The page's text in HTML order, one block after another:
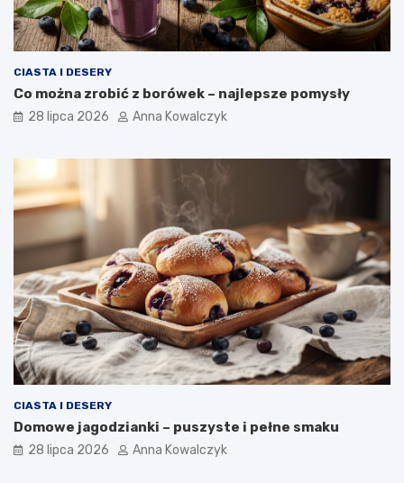
CIASTA I DESERY
Co można zrobić z borówek – najlepsze pomysły
28 lipca 2026 Anna Kowalczyk
CIASTA I DESERY
Domowe jagodzianki – puszyste i pełne smaku
28 lipca 2026 Anna Kowalczyk